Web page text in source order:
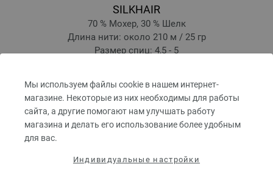
Мы используем файлы cookie в нашем интернет-
магазине. Некоторые из них необходимы для работы
сайта, а другие помогают нам улучшать работу
магазина и делать его использование более удобным
для вас.
Индивидуальные настройки
SILKHAIR
70 % Мохер, 30 % Шелк
Длина нити: около 210 м / 25 гр
Размер спиц: 4,5 - 5
без НДС, без учета стоимости доставки, Цена за единицу:368,00 €
prev next